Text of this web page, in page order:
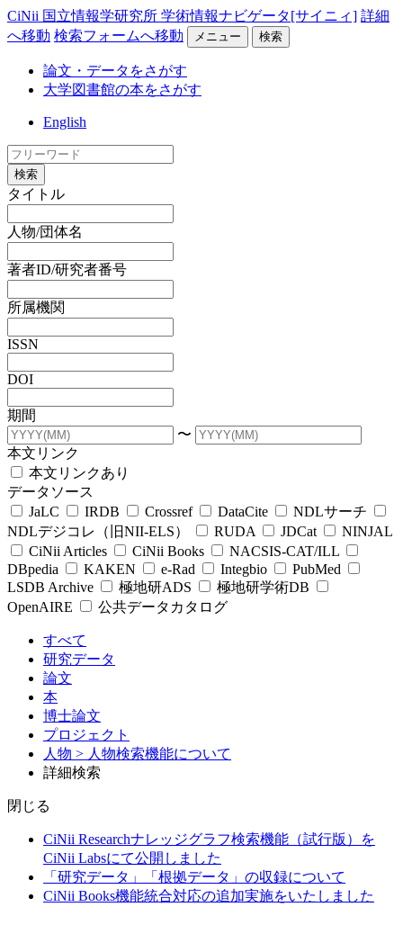
CiNii 国立情報学研究所 学術情報ナビゲータ[サイニィ] 詳細
へ移動 検索フォームへ移動 メニュー 検索
論文・データをさがす
大学図書館の本をさがす
English
検索
タイトル
人物/団体名
著者ID/研究者番号
所属機関
ISSN
DOI
期間
〜
本文リンク
本文リンクあり
データソース
JaLC
IRDB Crossref DataCite
NDLサーチ
NDLデジコレ（旧NII-ELS）
RUDA JDCat
NINJAL
CiNii Articles
CiNii Books
NACSIS-CAT/ILL
DBpedia
KAKEN e-Rad Integbio
PubMed
LSDB Archive
極地研ADS
極地研学術DB
OpenAIRE
公共データカタログ
すべて
研究データ
論文
本
博士論文
プロジェクト
人物 > 人物検索機能について
詳細検索
閉じる
CiNii Researchナレッジグラフ検索機能（試行版）を
CiNii Labsにて公開しました
「研究データ」「根拠データ」の収録について
CiNii Books機能統合対応の追加実施をいたしました